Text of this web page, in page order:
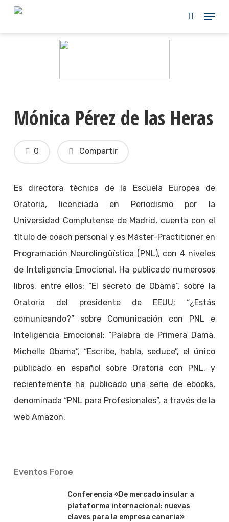
Skip
Mónica Pérez de las Heras
Compartir
0
Es directora técnica de la Escuela Europea de
Oratoria, licenciada en Periodismo por la
Universidad Complutense de Madrid, cuenta con el
título de coach personal y es Máster-Practitioner en
Programación Neurolingüística (PNL), con 4 niveles
de Inteligencia Emocional. Ha publicado numerosos
libros, entre ellos: “El secreto de Obama”, sobre la
Oratoria del presidente de EEUU; “¿Estás
comunicando?” sobre Comunicación con PNL e
Inteligencia Emocional; “Palabra de Primera Dama.
Michelle Obama”, “Escribe, habla, seduce”, el único
publicado en español sobre Oratoria con PNL, y
recientemente ha publicado una serie de ebooks,
denominada “PNL para Profesionales”, a través de la
web Amazon.
Eventos Foroe
Conferencia «De mercado insular a
plataforma internacional: nuevas
claves para la empresa canaria»